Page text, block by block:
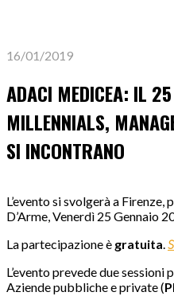
16/01/2019
ADACI MEDICEA: IL
MILLENNIALS,
SI INCONTRANO
L’evento si svolgerà a Firenze,
D’Arme, Venerdì 25 Gennaio
La partecipazione è gratuita.
L’evento prevede due sessioni
Aziende pubbliche e private (